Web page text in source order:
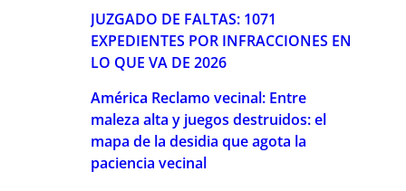
JUZGADO DE FALTAS: 1071
EXPEDIENTES POR INFRACCIONES EN
LO QUE VA DE 2026
América Reclamo vecinal: Entre
maleza alta y juegos destruidos: el
mapa de la desidia que agota la
paciencia vecinal